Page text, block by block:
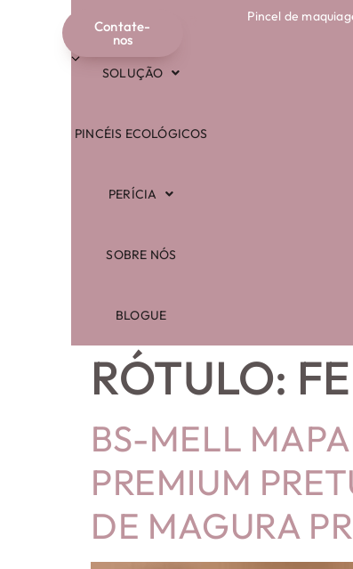
COMPRAR
SOLUÇÃO
PINCÉIS ECOLÓGICOS
PERÍCIA
SOBRE NÓS
BLOGUE
Contate-
nos
Português
Pincel de
RÓTULO:
BS-MELL
PREMIUM
DE MAGURA